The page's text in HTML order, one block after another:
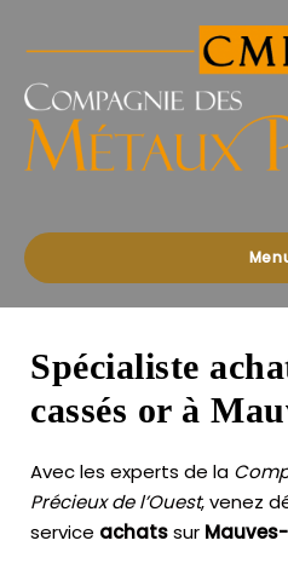
des
Précieux
l'Ouest
Spécialiste
cassés or à
Avec les experts de la
Précieux de l’Ouest, venez
service achatssur